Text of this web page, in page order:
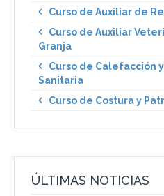
Curso de Auxiliar de
Curso de Auxiliar
Granja
Curso de Calefacción
Sanitaria
Curso de Costura y
ÚLTIMAS NOTICIAS